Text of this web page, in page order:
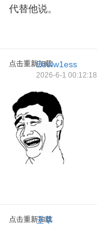
代替他说。
点击重新加载Edelw1ess
2026-6-1 00:12:18
点击重新加载
壬莘